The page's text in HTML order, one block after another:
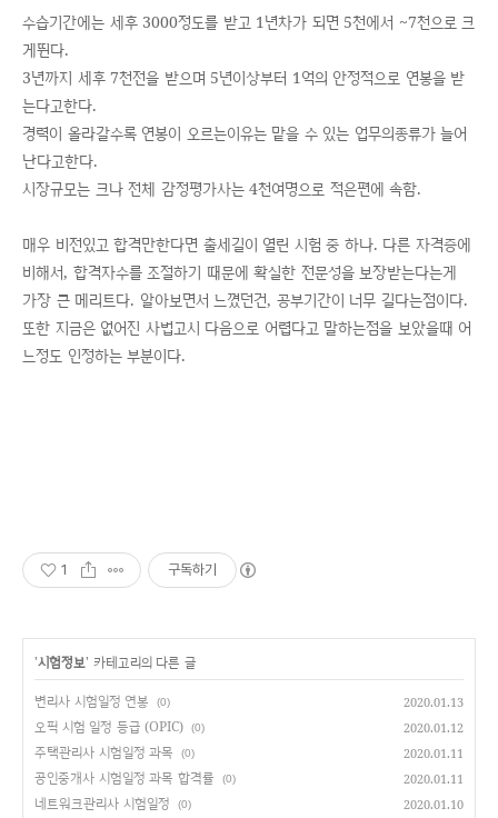
수습기간에는 세후 3000정도를 받고 1년차가 되면 5천에서 ~7천으로 크
게뛴다.
3년까지 세후 7천전을 받으며 5년이상부터 1억의 안정적으로 연봉을 받
는다고한다.
경력이 올라갈수록 연봉이 오르는이유는 맡을 수 있는 업무의종류가 늘어
난다고한다.
시장규모는 크나 전체 감정평가사는 4천여명으로 적은편에 속함.
매우 비전있고 합격만한다면 출세길이 열린 시험 중 하나. 다른 자격증에
비해서, 합격자수를 조절하기 때문에 확실한 전문성을 보장받는다는게
가장 큰 메리트다. 알아보면서 느꼈던건, 공부기간이 너무 길다는점이다.
또한 지금은 없어진 사법고시 다음으로 어렵다고 말하는점을 보았을때 어
느정도 인정하는 부분이다.
1 구독하기
'시험정보' 카테고리의 다른 글
변리사 시험일정 연봉 (0) 2020.01.13
오픽 시험 일정 등급 (OPIC) (0) 2020.01.12
주택관리사 시험일정 과목 (0) 2020.01.11
공인중개사 시험일정 과목 합격률 (0) 2020.01.11
네트워크관리사 시험일정 (0) 2020.01.10